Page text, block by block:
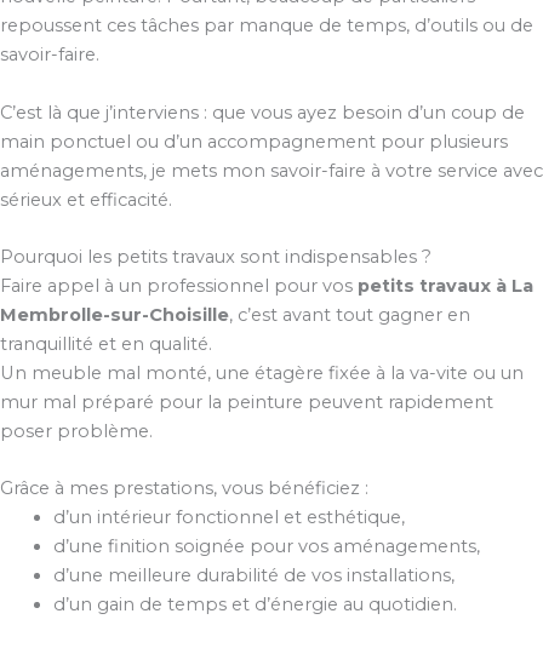
repoussent ces tâches par manque de temps, d’outils ou de
savoir-faire.
C’est là que j’interviens : que vous ayez besoin d’un coup de
main ponctuel ou d’un accompagnement pour plusieurs
aménagements, je mets mon savoir-faire à votre service avec
sérieux et efficacité.
Pourquoi les petits travaux sont indispensables ?
Faire appel à un professionnel pour vos petits travaux à La
Membrolle-sur-Choisille, c’est avant tout gagner en
tranquillité et en qualité.
Un meuble mal monté, une étagère fixée à la va-vite ou un
mur mal préparé pour la peinture peuvent rapidement
poser problème.
Grâce à mes prestations, vous bénéficiez :
d’un intérieur fonctionnel et esthétique,
d’une finition soignée pour vos aménagements,
d’une meilleure durabilité de vos installations,
d’un gain de temps et d’énergie au quotidien.